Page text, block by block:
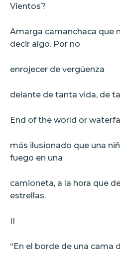
Vientos?
Amarga camanchaca que
decir algo. Por no
enrojecer de vergüenza
delante de tanta vida, de
End of the world or
más ilusionado que una
fuego en una
camioneta, a la hora que
estrellas.
II
“En el borde de una cama